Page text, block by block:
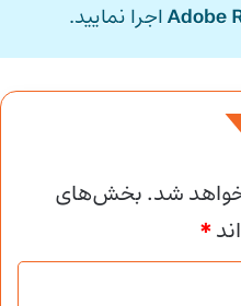
Adobeاجرا نمایید.
شد.بخش‌های
*